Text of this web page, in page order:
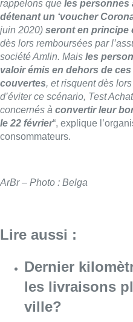
rappelons que les personnes
détenant un ‘voucher
juin 2020) seront en principe
dès lors remboursées par
société Amlin. Mais les
valoir émis en dehors de
couvertes, et risquent dès
d’éviter ce scénario, Test
concernés à convertir leur
le 22 février“, explique
consommateurs.
ArBr – Photo : Belga
Lire aussi :
Dernier
les livraisons
ville?